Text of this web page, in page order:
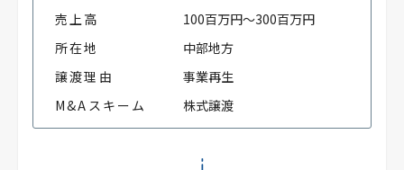
売上高
100百万円～300百万円
所在地
中部地方
譲渡理由
事業再生
M&Aスキーム
株式譲渡